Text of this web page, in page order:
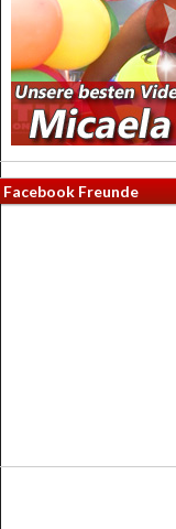
Facebook Freunde